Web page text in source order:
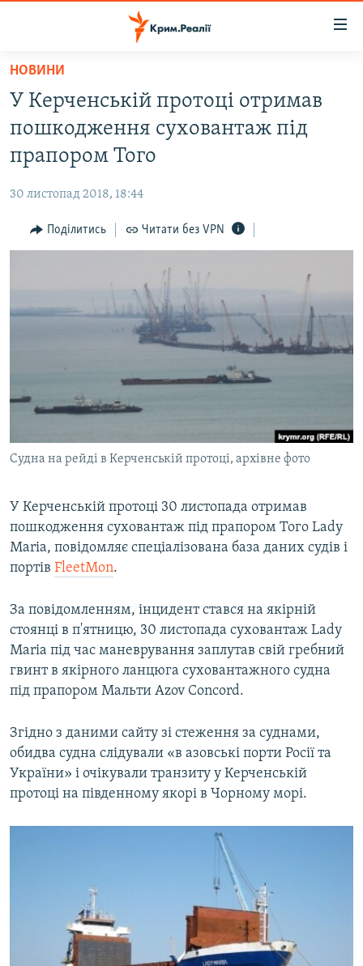
Перейти
основного
матеріалу
до
основної
Перейти
до
ВОДА.КРИМ
БЛОГИ
ПОГЛЯД
СПЕЦПРОЕКТИ
ВІДЕОУРОКИ «ELIFBE»
СВІДЧЕННЯ ОКУПАЦІЇ
ІНФОГРАФІКА
ЯК ОБІЙТИ БЛОКУВАННЯ
Qırımtatar
ДОЛУЧАЙСЯ!
Усі сайти RFE/RL
НОВИНИ
У Керченській протоці отримав
пошкодження суховантаж під
прапором Того
30 листопад 2018, 18:44
Поділитись Читати без VPN
Судна на рейді в Керченській протоці, архівне фото
У Керченській протоці 30 листопада отримав
пошкодження суховантаж під прапором Того Lady
Maria, повідомляє спеціалізована база даних судів і
портів​ FleetMon.
За повідомленням, інцидент стався на якірній
стоянці в п'ятницю, 30 листопада суховантаж Lady
Maria під час маневрування заплутав свій гребний
гвинт в якірного ланцюга суховантажного судна
під прапором Мальти Azov Concord.
Згідно з даними сайту зі стеження за суднами,
обидва судна слідували «в азовські порти Росії та
України» і очікували транзиту у Керченській
протоці на південному якорі в Чорному морі.